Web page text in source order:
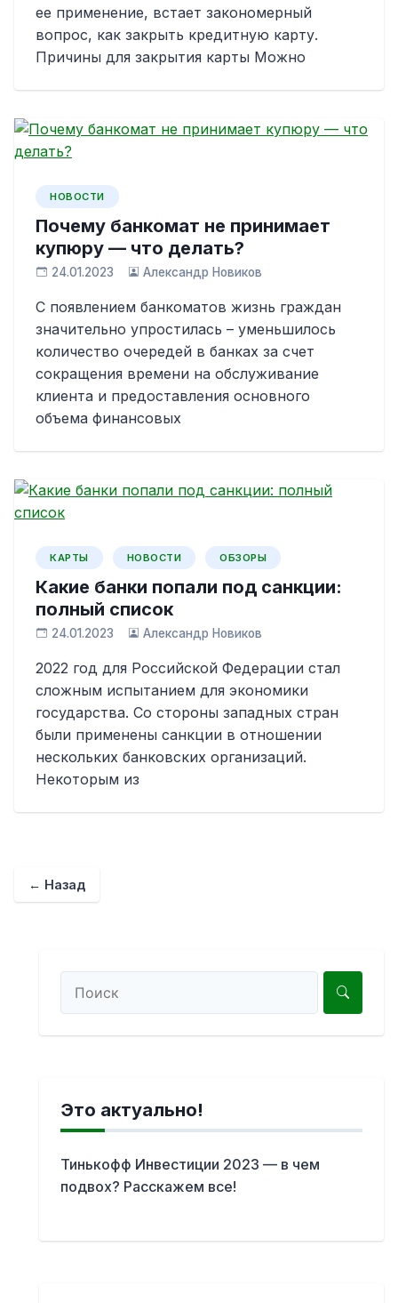
ее применение, встает закономерный
вопрос, как закрыть кредитную карту.
Причины для закрытия карты Можно
НОВОСТИ
Почему банкомат не принимает
купюру — что делать?
24.01.2023 Александр Новиков
С появлением банкоматов жизнь граждан
значительно упростилась – уменьшилось
количество очередей в банках за счет
сокращения времени на обслуживание
клиента и предоставления основного
объема финансовых
КАРТЫ НОВОСТИ ОБЗОРЫ
Какие банки попали под санкции:
полный список
24.01.2023 Александр Новиков
2022 год для Российской Федерации стал
сложным испытанием для экономики
государства. Со стороны западных стран
были применены санкции в отношении
нескольких банковских организаций.
Некоторым из
← Назад
Это актуально!
Тинькофф Инвестиции 2023 — в чем
подвох? Расскажем все!